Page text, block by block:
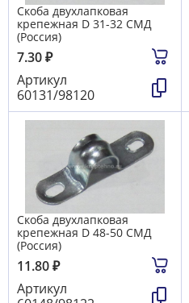
Скоба двухлапковая
крепежная D 31-32 СМД
(Россия)
7.30₽
Артикул
60131/98120
Скоба двухлапковая
крепежная D 48-50 СМД
(Россия)
11.80₽
Артикул